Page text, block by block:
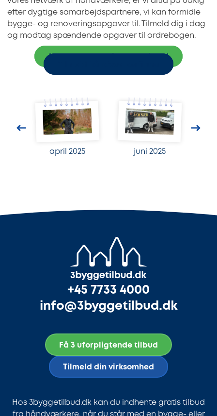
efter dygtige samarbejdspartnere, vi kan formidle
bygge- og renoveringsopgaver til. Tilmeld dig i dag
og modtag spændende opgaver til ordrebogen.
Indhent 3 uforpligtende tilbud
april 2025 juni 2025
+45 7733 4000
info@3byggetilbud.dk
Få 3 uforpligtende tilbud
Tilmeld din virksomhed
Hos 3byggetilbud.dk kan du indhente gratis tilbud
fra håndværkere, når du står med en bygge- eller